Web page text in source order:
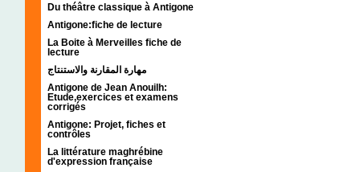
Du théâtre classique à Antigone
Antigone:fiche de lecture
La Boite à Merveilles fiche de
lecture
مهارة المقارنة والاستنتاج
Antigone de Jean Anouilh:
Etude,exercices et examens
corrigés
Antigone: Projet, fiches et
contrôles
La littérature maghrébine
d'expression française